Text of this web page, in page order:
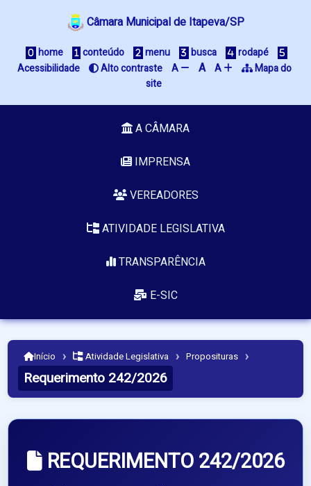
Câmara Municipal de Itapeva/SP
home conteúdo menu busca
rodapé
Acessibilidade
Alto contraste A A A
Mapa do
site
A CÂMARA
IMPRENSA
VEREADORES
ATIVIDADE LEGISLATIVA
TRANSPARÊNCIA
E-SIC
Início › Atividade Legislativa › Proposituras ›
Requerimento 242/2026
REQUERIMENTO 242/2026